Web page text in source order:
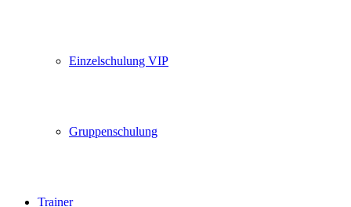
Einzelschulung VIP
Gruppenschulung
Trainer